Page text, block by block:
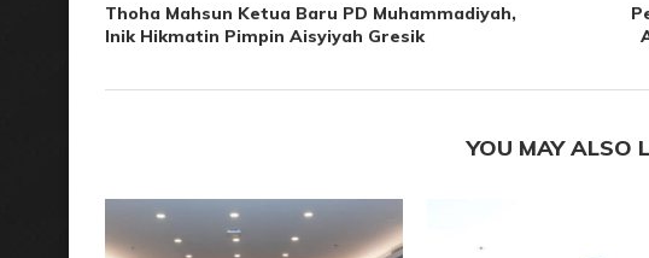
Thoha Mahsun Ketua Baru PD Muhammadiyah,
Inik Hikmatin Pimpin Aisyiyah Gresik
YOU MAY ALSO